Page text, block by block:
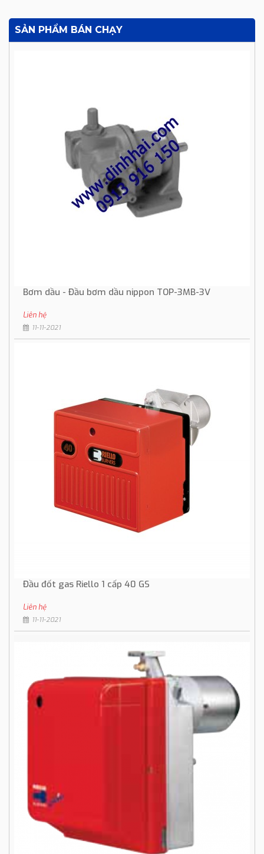
SẢN PHẨM BÁN CHẠY
Bơm dầu - Đầu bơm dầu nippon TOP-3MB-3V
Liên hệ
11-11-2021
Đầu đốt gas Riello 1 cấp 40 GS
Liên hệ
11-11-2021